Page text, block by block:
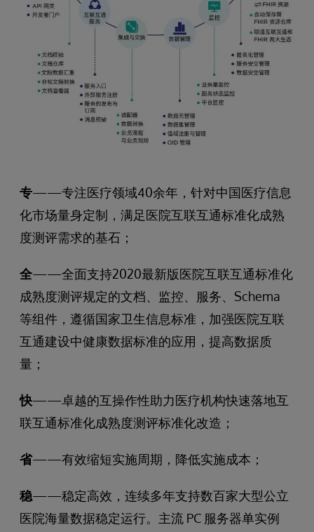
专——专注医疗领域40余年，针对中国医疗信息
化市场量身定制，满足医院互联互通标准化成熟
度测评需求的基石；
全——全面支持2020最新版医院互联互通标准化
成熟度测评规定的文档、监控、服务、Schema
等组件，遵循国家卫生信息标准，加强医院互联
互通建设中健康数据标准的应用，提高数据质
量；
快——卓越的互操作性助力医疗机构快速落地互
联互通标准化成熟度测评标准化改造；
省——有效缩短实施周期，降低实施成本；
稳——稳定高效，连续多年支持数百家大型公立
医院海量数据稳定运行。主流 PC 服务器单实例